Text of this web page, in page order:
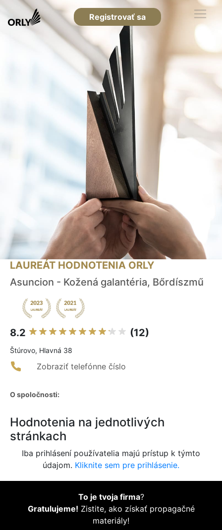
Registrovať sa
LAUREÁT HODNOTENIA ORLY
Asuncion - Kožená galantéria, Bőrdíszmű
8.2 (12)
Štúrovo, Hlavná 38
Zobraziť telefónne číslo
O spoločnosti:
Hodnotenia na jednotlivých
stránkach
Iba prihlásení používatelia majú prístup k týmto
údajom. Kliknite sem pre prihlásenie.
To je tvoja firma?
Gratulujeme! Zistite, ako získať propagačné
materiály!